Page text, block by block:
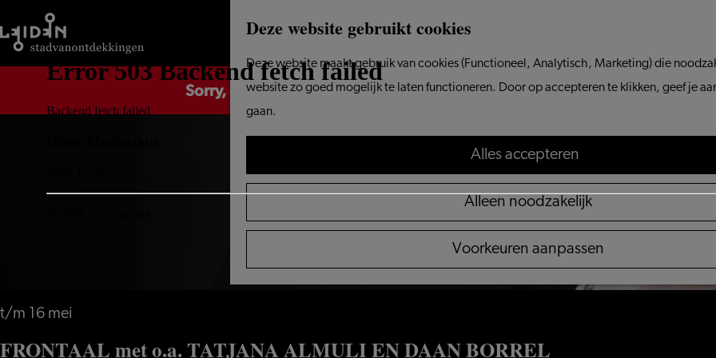
Deze website gebruikt cookies
Deze website maakt gebruik van cookies (Functioneel, Analytisch, Marketing) die
website zo goed mogelijk te laten functioneren. Door op accepteren te klikken, geef je
gaan.
Alles accepteren
Alleen noodzakelijk
Voorkeuren aanpassen
Ga
de
Sorry, deze activiteit is niet meer beschikbaar. Bekijk hetactuele aanbod
t/m 16 mei
FRONTAAL met o.a. TATJANA ALMULI EN DAAN BORREL